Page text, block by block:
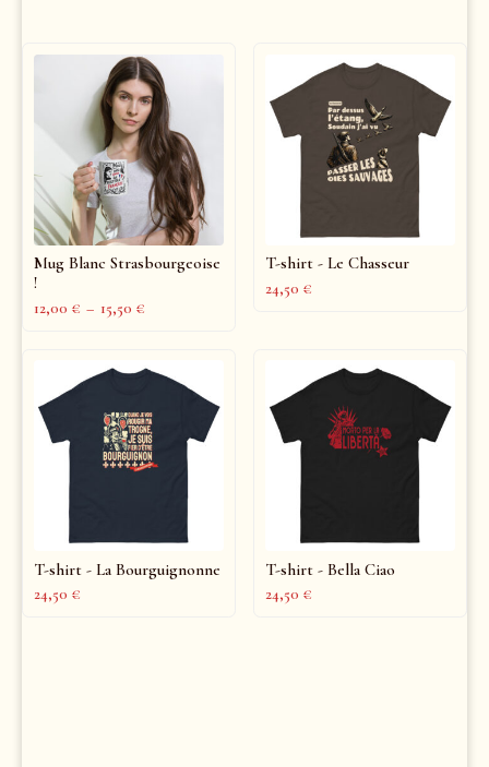
Mug Blanc Strasbourgeoise
!
12,00 € – 15,50 €
T-shirt - Le Chasseur
24,50 €
T-shirt - La Bourguignonne
24,50 €
T-shirt - Bella Ciao
24,50 €